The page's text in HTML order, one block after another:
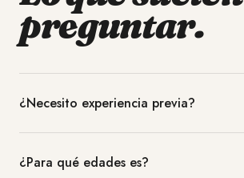
preguntar.
¿Necesito experiencia previa?
¿Para qué edades es?